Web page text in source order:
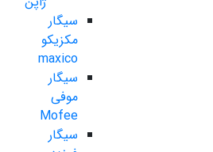
سیگار
مکزیکو
maxico
سیگار
موفی
Mofee
سیگار